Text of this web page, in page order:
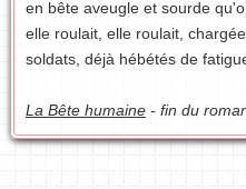
en bête aveugle et sourde
elle roulait, elle roulait,
soldats, déjà hébétés de
La Bête humaine - fin du